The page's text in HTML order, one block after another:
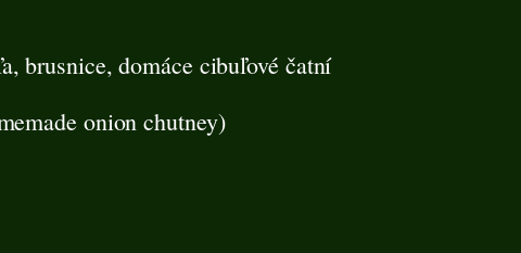
brusnice, domáce cibuľové čatní
onion chutney)